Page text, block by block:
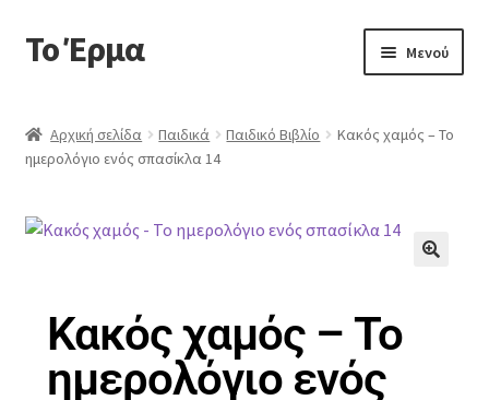
Το Έρμα Μενού
Ποιοι είμαστε
Κατηγορίες Βιβλίων
Επικοινωνία
Αρχική σελίδα Παιδικά Παιδικό Βιβλίο
Κακός χαμός – Το
ημερολόγιο ενός σπασίκλα 14
Κακός χαμός – Το
ημερολόγιο ενός